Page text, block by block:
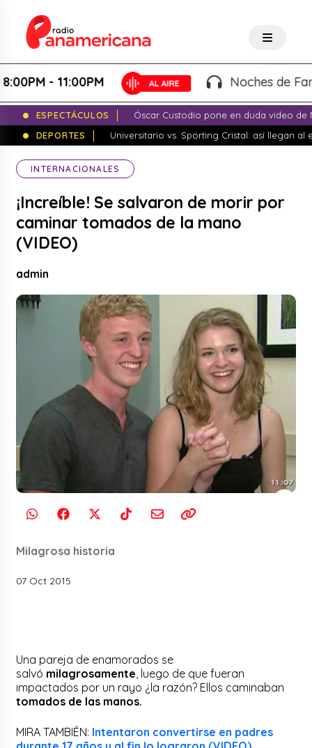
- 11:00PM Noches de
ESPECTÁCULOS
Óscar Custodio pone en duda video de
DEPORTES
Universitario vs. Sporting Cristal: así llegan al
INTERNACIONALES
¡Increíble! Se salvaron de morir por
caminar tomados de la mano
(VIDEO)
admin
Milagrosa historia
07 Oct 2015
Una pareja de enamorados se
salvó milagrosamente , luego de que fueran
impactados por un rayo ¿la razón? Ellos caminaban
tomados de las manos.
MIRA TAMBIÉN: Intentaron convertirse en padres